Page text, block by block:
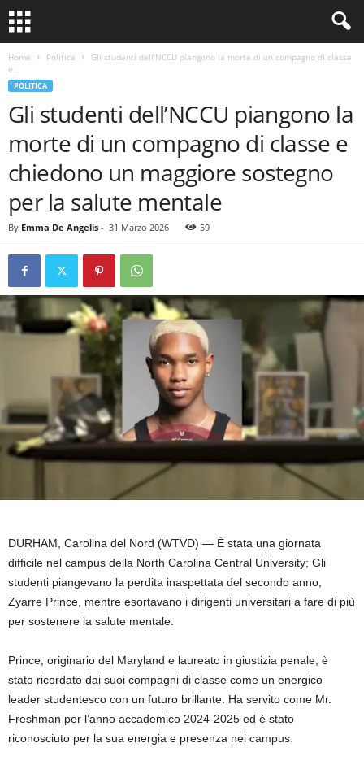
Home Politica
Gli studenti dell’NCCU piangono la morte di un compagno di classe
e...
POLITICA
Gli studenti dell’NCCU piangono la
morte di un compagno di classe e
chiedono un maggiore sostegno
per la salute mentale
By Emma De Angelis - 31 Marzo 2026 59
DURHAM, Carolina del Nord (WTVD) — È stata una giornata
difficile nel campus della North Carolina Central University; Gli
studenti piangevano la perdita inaspettata del secondo anno,
Zyarre Prince, mentre esortavano i dirigenti universitari a fare di più
per sostenere la salute mentale.
Prince, originario del Maryland e laureato in giustizia penale, è
stato ricordato dai suoi compagni di classe come un energico
leader studentesco con un futuro brillante. Ha servito come Mr.
Freshman per l’anno accademico 2024-2025 ed è stato
riconosciuto per la sua energia e presenza nel campus.